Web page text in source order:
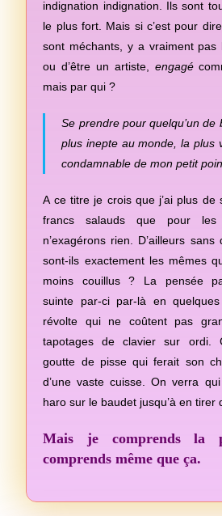
indignation indignation. Ils sont
le plus fort. Mais si c’est pour
sont méchants, y a vraiment pas
ou d’être un artiste, engagé
mais par qui ?
Se prendre pour quelqu’un de
plus inepte au monde, la plus
condamnable de mon petit
A ce titre je crois que j’ai plus de
francs salauds que pour les
n’exagérons rien. D’ailleurs
sont-ils exactement les mêmes
moins couillus ? La pensée
suinte par-ci par-là en
révolte qui ne coûtent pas
tapotages de clavier sur ordi.
goutte de pisse qui ferait son
d’une vaste cuisse. On verra
haro sur le baudet jusqu’à en tirer
Mais je comprends
comprends même que ça.